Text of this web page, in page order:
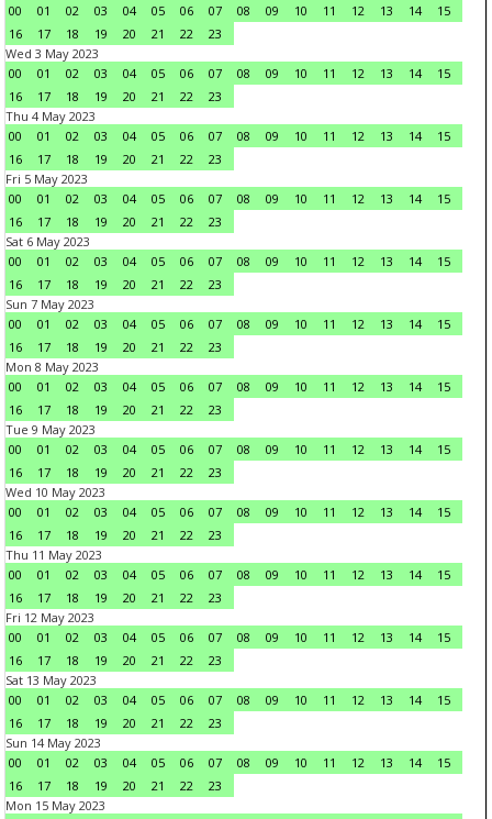
00
01 02 03 04 05 06 07 08 09 10 11 12 13 14
15
16
17 18 19 20 21 22
23
Wed 3 May 2023
00
01 02 03 04 05 06 07 08 09 10 11 12 13 14
15
16
17 18 19 20 21 22
23
Thu 4 May 2023
00
01 02 03 04 05 06 07 08 09 10 11 12 13 14
15
16
17 18 19 20 21 22
23
Fri 5 May 2023
00
01 02 03 04 05 06 07 08 09 10 11 12 13 14
15
16
17 18 19 20 21 22
23
Sat 6 May 2023
00
01 02 03 04 05 06 07 08 09 10 11 12 13 14
15
16
17 18 19 20 21 22
23
Sun 7 May 2023
00
01 02 03 04 05 06 07 08 09 10 11 12 13 14
15
16
17 18 19 20 21 22
23
Mon 8 May 2023
00
01 02 03 04 05 06 07 08 09 10 11 12 13 14
15
16
17 18 19 20 21 22
23
Tue 9 May 2023
00
01 02 03 04 05 06 07 08 09 10 11 12 13 14
15
16
17 18 19 20 21 22
23
Wed 10 May 2023
00
01 02 03 04 05 06 07 08 09 10 11 12 13 14
15
16
17 18 19 20 21 22
23
Thu 11 May 2023
00
01 02 03 04 05 06 07 08 09 10 11 12 13 14
15
16
17 18 19 20 21 22
23
Fri 12 May 2023
00
01 02 03 04 05 06 07 08 09 10 11 12 13 14
15
16
17 18 19 20 21 22
23
Sat 13 May 2023
00
01 02 03 04 05 06 07 08 09 10 11 12 13 14
15
16
17 18 19 20 21 22
23
Sun 14 May 2023
00
01 02 03 04 05 06 07 08 09 10 11 12 13 14
15
16
17 18 19 20 21 22
23
Mon 15 May 2023